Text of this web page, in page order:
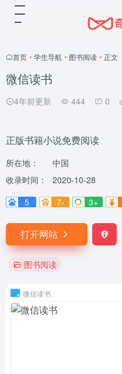
首页 • 学生导航 • 图书阅读 • 正文
微信读书
4年前更新 444 0
正版书籍小说免费阅读
所在地：
中国
收录时间：
2020-10-28
5
7- 3+
打开网站
图书阅读
微信读书